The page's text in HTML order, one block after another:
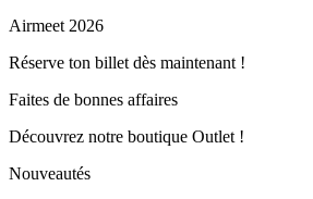
Airmeet 2026
Réserve ton billet dès maintenant !
Faites de bonnes affaires
Découvrez notre boutique Outlet !
Nouveautés